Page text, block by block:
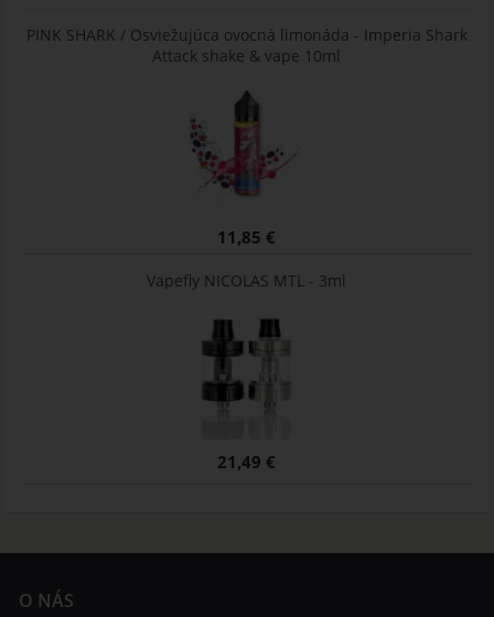
PINK SHARK / Osviežujúca ovocná limonáda - Imperia Shark
Attack shake & vape 10ml
11,85 €
Vapefly NICOLAS MTL - 3ml
21,49 €
O NÁS